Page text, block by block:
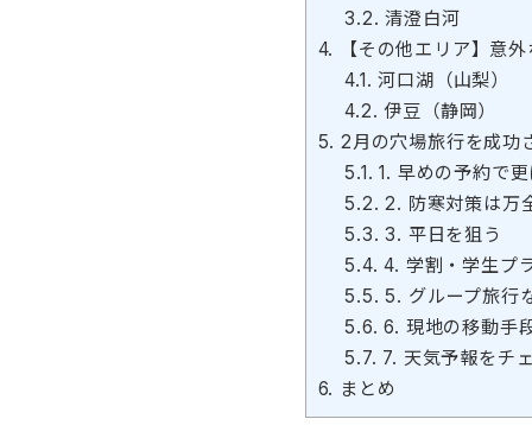
3.2. 清澄白河
4.
【その他エリア】意
4.1. 河口湖（山梨）
4.2. 伊豆（静岡）
5. 2月の穴場旅行を成功
5.1. 1. 早めの予約で
5.2. 2. 防寒対策は万
5.3. 3. 平日を狙う
5.4. 4. 学割・学生プ
5.5. 5. グループ旅行
5.6. 6. 現地の移動手
5.7. 7. 天気予報をチ
6. まとめ